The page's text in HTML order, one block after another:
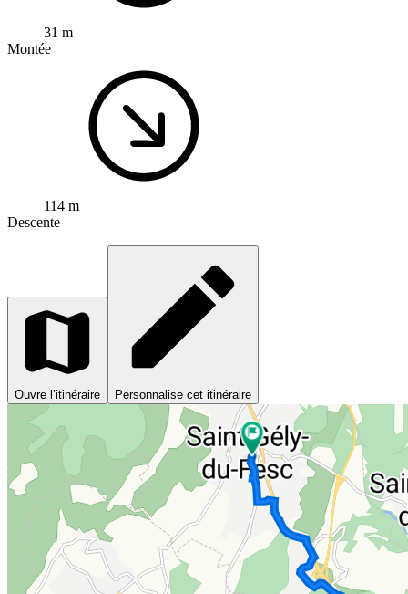
31 m
Montée
114 m
Descente
Ouvre l’itinéraire Personnalise cet itinéraire